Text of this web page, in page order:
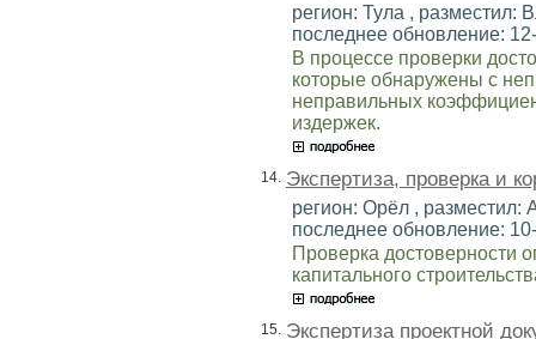
регион: Тула , разместил:
последнее обновление:
В процессе проверки
которые обнаружены с
неправильных
издержек.
14. Экспертиза, проверка и
регион: Орёл , разместил:
последнее обновление:
Проверка достоверности
капитального
15. Экспертиза проектной